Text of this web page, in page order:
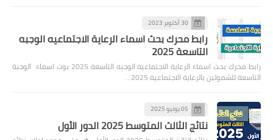
30 أكتوبر 2023
رابط محرك بحث اسماء الرعاية الاجتماعيه الوجبه
التاسعة 2025
رابط محرك بحث اسماء الرعاية الاجتماعيه الوجبه التاسعة 2025 بوت اسماء الوجبة
التاسعة للشمولين بالرعاية الاجتماعية 2025…
05 يونيو 2025
نتائج الثالث المتوسط 2025 الدور الأول